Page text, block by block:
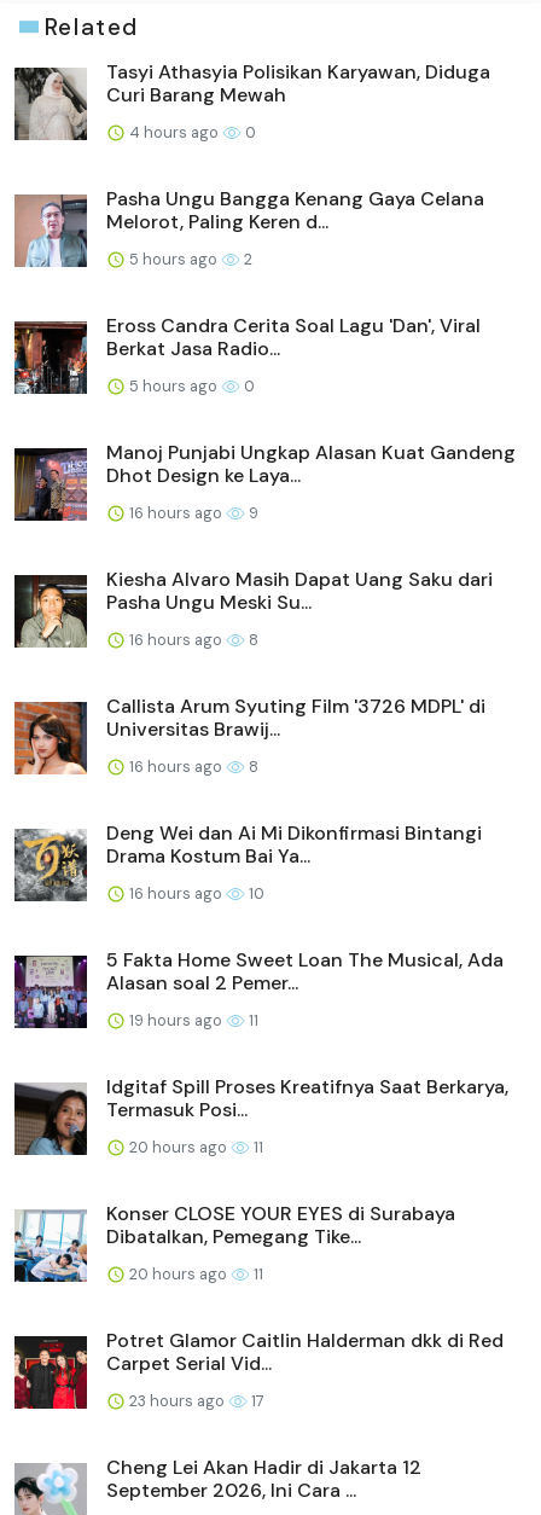
Related
Tasyi Athasyia Polisikan Karyawan, Diduga
Curi Barang Mewah
4 hours ago 0
Pasha Ungu Bangga Kenang Gaya Celana
Melorot, Paling Keren d...
5 hours ago 2
Eross Candra Cerita Soal Lagu 'Dan', Viral
Berkat Jasa Radio...
5 hours ago 0
Manoj Punjabi Ungkap Alasan Kuat Gandeng
Dhot Design ke Laya...
16 hours ago 9
Kiesha Alvaro Masih Dapat Uang Saku dari
Pasha Ungu Meski Su...
16 hours ago 8
Callista Arum Syuting Film '3726 MDPL' di
Universitas Brawij...
16 hours ago 8
Deng Wei dan Ai Mi Dikonfirmasi Bintangi
Drama Kostum Bai Ya...
16 hours ago 10
5 Fakta Home Sweet Loan The Musical, Ada
Alasan soal 2 Pemer...
19 hours ago 11
Idgitaf Spill Proses Kreatifnya Saat Berkarya,
Termasuk Posi...
20 hours ago 11
Konser CLOSE YOUR EYES di Surabaya
Dibatalkan, Pemegang Tike...
20 hours ago 11
Potret Glamor Caitlin Halderman dkk di Red
Carpet Serial Vid...
23 hours ago 17
Cheng Lei Akan Hadir di Jakarta 12
September 2026, Ini Cara ...